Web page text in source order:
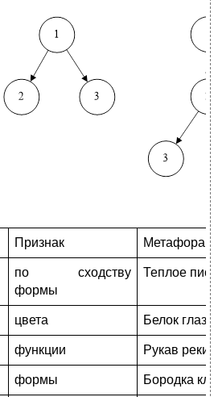
Признак Метафора
по сходству
формы
Теплое
цвета Белок глаза
функции Рукав реки
формы Бородка